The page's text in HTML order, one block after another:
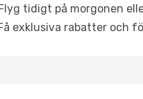
tidigt på morgonen
exklusiva rabatter och